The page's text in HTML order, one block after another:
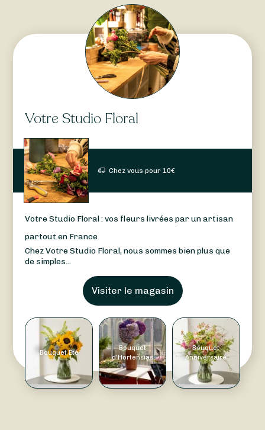
Votre Studio Floral
Chez vous pour10€
Votre Studio Floral : vos fleurs livrées par un artisan
partout en France
Chez Votre Studio Floral, nous sommes bien plus que
de simples...
Visiter le magasin
Bouquet Été
Bouquet
d'Hortensias
Bouquet
Anniversaire